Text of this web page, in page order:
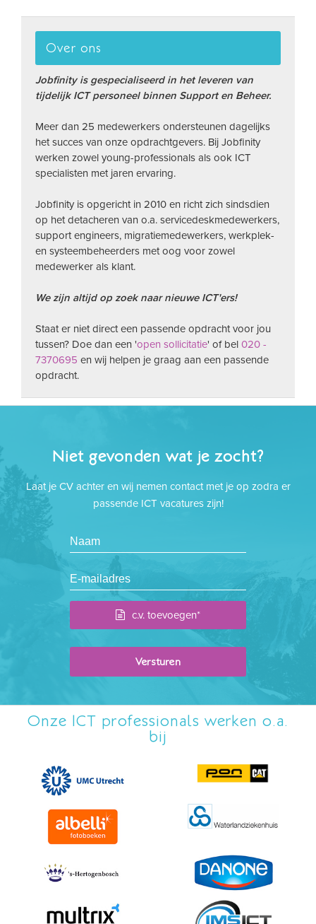
Over ons
Jobfinity is gespecialiseerd in het leveren van
tijdelijk ICT personeel binnen Support en Beheer.
Meer dan 25 medewerkers ondersteunen dagelijks
het succes van onze opdrachtgevers. Bij Jobfinity
werken zowel young-professionals als ook ICT
specialisten met jaren ervaring.
Jobfinity is opgericht in 2010 en richt zich sindsdien
op het detacheren van o.a. servicedeskmedewerkers,
support engineers, migratiemedewerkers, werkplek-
en systeembeheerders met oog voor zowel
medewerker als klant.
We zijn altijd op zoek naar nieuwe ICT'ers!
Staat er niet direct een passende opdracht voor jou
tussen? Doe dan een 'open sollicitatie' of bel 020 -
7370695 en wij helpen je graag aan een passende
opdracht.
Niet gevonden wat je zocht?
Laat je CV achter en wij nemen contact met je op zodra er
passende ICT vacatures zijn!
c.v. toevoegen*
Onze ICT professionals werken o.a.
bij